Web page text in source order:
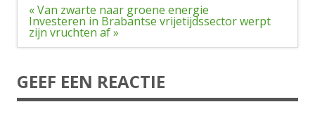
Bericht
navigatie
« Van zwarte naar groene energie
Investeren in Brabantse vrijetijdssector werpt
zijn vruchten af »
GEEF EEN REACTIE